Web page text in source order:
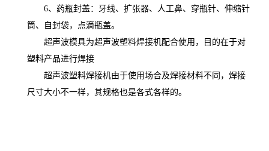
6、药瓶封盖：牙线、扩张器、人工鼻、穿瓶针、伸缩针
筒、自封袋，点滴瓶盖。
超声波模具为超声波塑料焊接机配合使用，目的在于对
塑料产品进行焊接
超声波塑料焊接机由于使用场合及焊接材料不同，焊接
尺寸大小不一样，其规格也是各式各样的。